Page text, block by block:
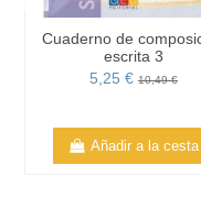
Cuaderno de
escrita 3
5,25 € 10,49 €
Añadir a la cesta